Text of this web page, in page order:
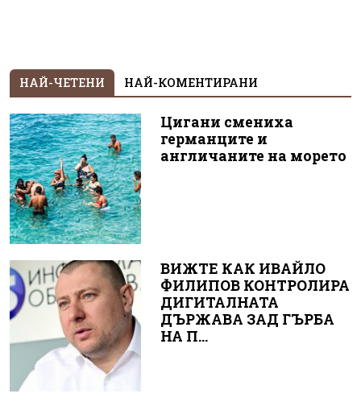
НАЙ-ЧЕТЕНИ НАЙ-КОМЕНТИРАНИ
Цигани смениха
германците и
англичаните на морето
ВИЖТЕ КАК ИВАЙЛО
ФИЛИПОВ КОНТРОЛИРА
ДИГИТАЛНАТА
ДЪРЖАВА ЗАД ГЪРБА
НА П...